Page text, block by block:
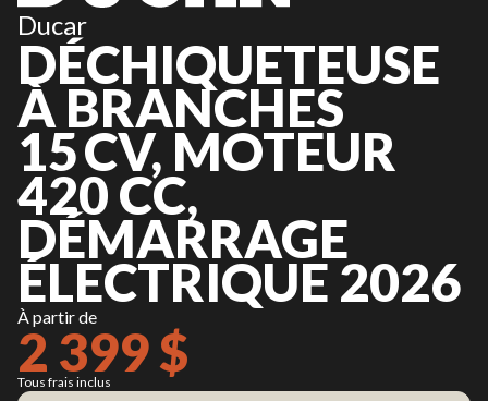
Ducar
DÉCHIQUETEUSE
À BRANCHES
15 CV, MOTEUR
420 CC,
DÉMARRAGE
ÉLECTRIQUE 2026
À partir de
2 399 $
Tous frais inclus